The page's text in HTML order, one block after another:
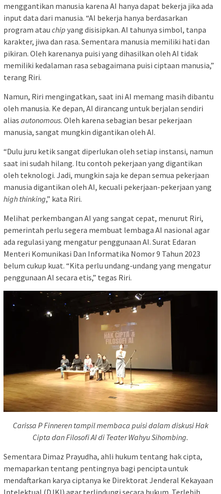
menggantikan manusia karena AI hanya dapat bekerja jika ada
input data dari manusia. “AI bekerja hanya berdasarkan
program atau chip yang disisipkan. AI tahunya simbol, tanpa
karakter, jiwa dan rasa. Sementara manusia memiliki hati dan
pikiran. Oleh karenanya puisi yang dihasilkan oleh AI tidak
memiliki kedalaman rasa sebagaimana puisi ciptaan manusia,”
terang Riri.
Namun, Riri mengingatkan, saat ini AI memang masih dibantu
oleh manusia. Ke depan, AI dirancang untuk berjalan sendiri
alias autonomous. Oleh karena sebagian besar pekerjaan
manusia, sangat mungkin digantikan oleh AI.
“Dulu juru ketik sangat diperlukan oleh setiap instansi, namun
saat ini sudah hilang. Itu contoh pekerjaan yang digantikan
oleh teknologi. Jadi, mungkin saja ke depan semua pekerjaan
manusia digantikan oleh AI, kecuali pekerjaan-pekerjaan yang
high thinking,” kata Riri.
Melihat perkembangan AI yang sangat cepat, menurut Riri,
pemerintah perlu segera membuat lembaga AI nasional agar
ada regulasi yang mengatur penggunaan AI. Surat Edaran
Menteri Komunikasi Dan Informatika Nomor 9 Tahun 2023
belum cukup kuat. “Kita perlu undang-undang yang mengatur
penggunaan AI secara etis,” tegas Riri.
Carissa P Finneren tampil membaca puisi dalam diskusi Hak
Cipta dan Filosofi AI di Teater Wahyu Sihombing.
Sementara Dimaz Prayudha, ahli hukum tentang hak cipta,
memaparkan tentang pentingnya bagi pencipta untuk
mendaftarkan karya ciptanya ke Direktorat Jenderal Kekayaan
Intelektual (DJKI) agar terlindungi secara hukum. Terlebih,